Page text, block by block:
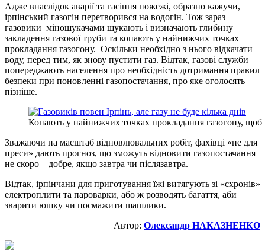
Адже внаслідок аварії та гасіння пожежі, образно кажучи,
ірпінський газогін перетворився на водогін. Тож зараз
газовики міношукачами шукають і визначають глибину
закладення газової труби та копають у найнижчих точках
прокладання газогону. Оскільки необхідно з нього відкачати
воду, перед тим, як знову пустити газ. Відтак, газові служби
попереджають населення про необхідність дотримання правил
безпеки при поновленні газопостачання, про яке оголосять
пізніше.
Копають у найнижчих точках прокладання газогону, щоб
Зважаючи на масштаб відновлювальних робіт, фахівці «не для
преси» дають прогноз, що зможуть відновити газопостачання
не скоро – добре, якщо завтра чи післязавтра.
Відтак, ірпінчани для приготування їжі витягують зі «схронів»
електроплити та пароварки, або ж розводять багаття, аби
зварити юшку чи посмажити шашлики.
Автор: Олександр НАКАЗНЕНКО